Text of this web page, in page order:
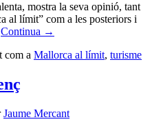
mostra la seva opinió, tant
al límit” com a les posteriors i
Continua →
com a Mallorca al límit, turisme
Jaume Mercant